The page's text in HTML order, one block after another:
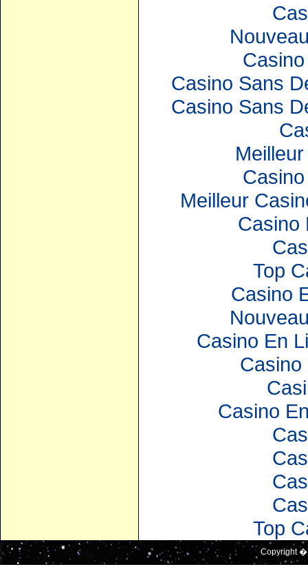
Casino Sans
Casino Sans
Meilleur
Casino
Top
Casino
Casino En
Casino
Casino
Top
Copyright �